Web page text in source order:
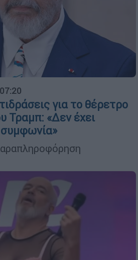
για το θέρετρο
Τραμπ: «Δεν έχει
συμφωνία»